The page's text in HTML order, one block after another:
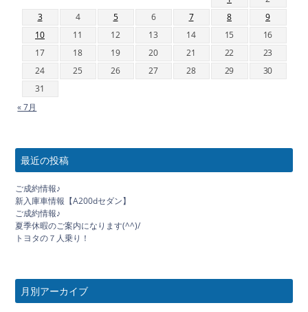
3
4 5 6 7 8
9
10
11 12 13 14 15
16
17
18 19 20 21 22
23
24
25 26 27 28 29
30
31
« 7月
最近の投稿
ご成約情報♪
新入庫車情報【A200dセダン】
ご成約情報♪
夏季休暇のご案内になります(^^)/
トヨタの７人乗り！
月別アーカイブ